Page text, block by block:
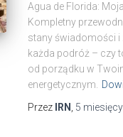
Agua de Florida:
Kompletny
stany świadomości i
każda podróż – czy
od porządku w
energetycznym.
Przez
IRN 5 miesięcy